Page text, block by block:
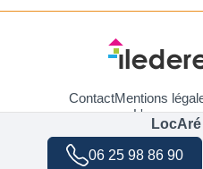
06 25 98 86 90
ContactMentions
Utilisation des